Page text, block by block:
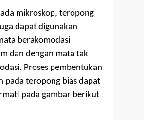
mikroskop, teropong
dapat digunakan
berakomodasi
dan dengan mata tak
Proses pembentukan
pada teropong bias dapat
pada gambar berikut